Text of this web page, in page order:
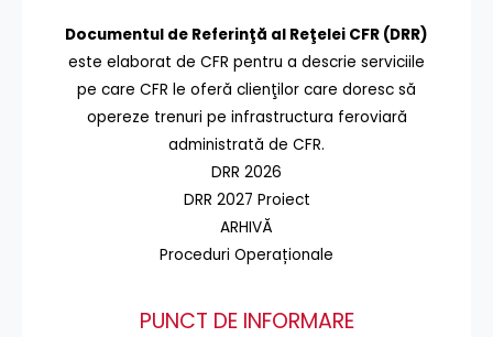
Documentul de Referinţă al Reţelei CFR (DRR)
este elaborat de CFR pentru a descrie serviciile
pe care CFR le oferă clienţilor care doresc să
opereze trenuri pe infrastructura feroviară
administrată de CFR.
DRR 2026
DRR 2027 Proiect
ARHIVĂ
Proceduri Operaționale
PUNCT DE INFORMARE